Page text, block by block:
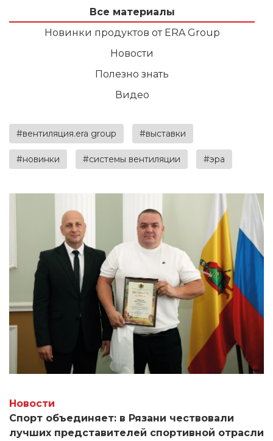
Все материалы
Новинки продуктов от ERA Group
Новости
Полезно знать
Видео
#вентиляция.era group #выставки
#новинки #системы вентиляции #эра
Новости
Спорт объединяет: в Рязани чествовали
лучших представителей спортивной отрасли